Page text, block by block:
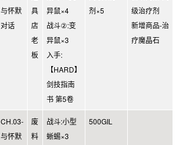
与怀默
对话
具
店
老
板
异鼠×4
战斗②:变
异鼠×3
入手:
【HARD】
剑技指南
书 第5卷
剂×5
级治疗剂
新增商品-治
疗魔晶石
CH.03-
与怀默
废
料
战斗:小型
蜥蜴×3
500GIL